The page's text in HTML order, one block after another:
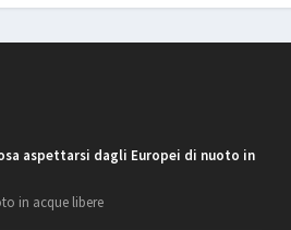
aspettarsi dagli Europei di nuoto in
in acque libere